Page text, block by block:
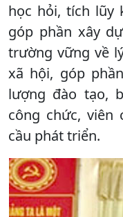
học hỏi, tích lũy
góp phần xây
trường vững về
xã hội, góp
lượng đào tạo,
công chức, viên
cầu phát triển.